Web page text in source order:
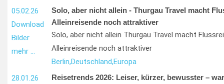
05.02.26
Download
Bilder
mehr …
Solo, aber nicht allein - Thurgau Travel macht
Alleinreisende noch attraktiver
Solo, aber nicht allein Thurgau Travel macht
Alleinreisende noch attraktiver
Berlin,Deutschland,Europa
28.01.26
Reisetrends 2026: Leiser, kürzer, bewusster –